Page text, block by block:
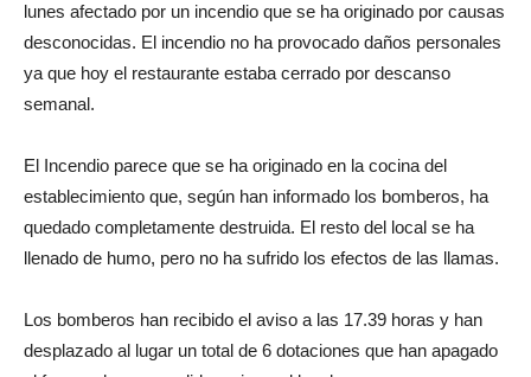
lunes afectado por un incendio que se ha originado por causas
desconocidas. El incendio no ha provocado daños personales
ya que hoy el restaurante estaba cerrado por descanso
semanal.
El Incendio parece que se ha originado en la cocina del
establecimiento que, según han informado los bomberos, ha
quedado completamente destruida. El resto del local se ha
llenado de humo, pero no ha sufrido los efectos de las llamas.
Los bomberos han recibido el aviso a las 17.39 horas y han
desplazado al lugar un total de 6 dotaciones que han apagado